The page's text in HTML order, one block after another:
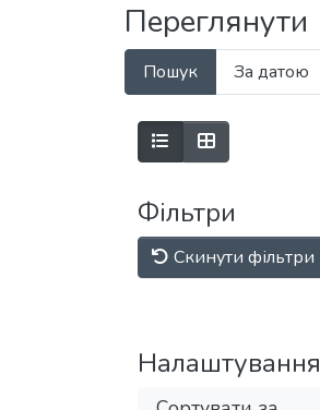
Переглянути
Пошук За датою
Фільтри
Скинути фільтри
Налаштування